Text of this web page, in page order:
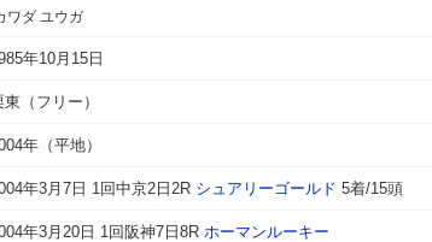
ワダ ユウガ
年10月15日
東（フリー）
年（平地）
年3月7日 1回中京2日2R シュアリーゴールド 5着/15頭
年3月20日 1回阪神7日8R ホーマンルーキー